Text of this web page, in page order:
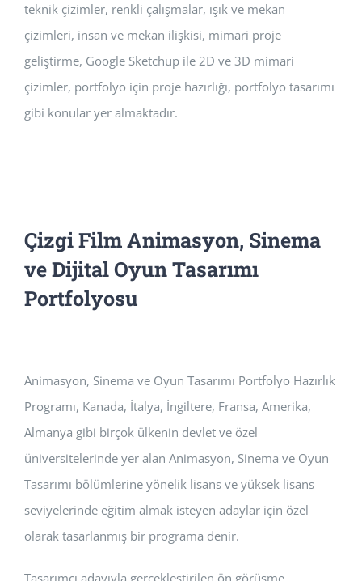
teknik çizimler, renkli çalışmalar, ışık ve mekan
çizimleri, insan ve mekan ilişkisi, mimari proje
geliştirme, Google Sketchup ile 2D ve 3D mimari
çizimler, portfolyo için proje hazırlığı, portfolyo tasarımı
gibi konular yer almaktadır.
Çizgi Film Animasyon, Sinema
ve Dijital Oyun Tasarımı
Portfolyosu
Animasyon, Sinema ve Oyun Tasarımı Portfolyo Hazırlık
Programı, Kanada, İtalya, İngiltere, Fransa, Amerika,
Almanya gibi birçok ülkenin devlet ve özel
üniversitelerinde yer alan Animasyon, Sinema ve Oyun
Tasarımı bölümlerine yönelik lisans ve yüksek lisans
seviyelerinde eğitim almak isteyen adaylar için özel
olarak tasarlanmış bir programa denir.